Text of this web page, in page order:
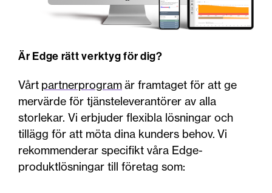
Är Edge rätt verktyg för dig?
Vårt partnerprogramär framtaget för att ge
mervärde för tjänsteleverantörer av alla
storlekar. Vi erbjuder flexibla lösningar och
tillägg för att möta dina kunders behov. Vi
rekommenderar specifikt våra Edge-
produktlösningar till företag som: